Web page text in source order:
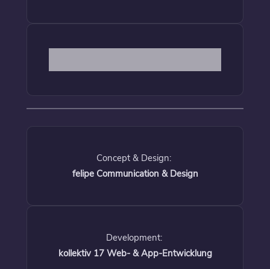
Concept & Design:
felipe Communication & Design
Development:
kollektiv 17 Web- & App-Entwicklung